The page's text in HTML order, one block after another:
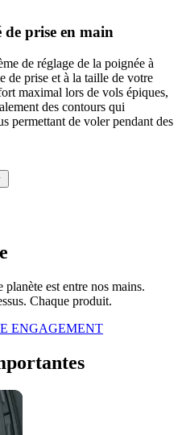
de prise en main
de réglage de la poignée à
de prise et à la taille de votre
maximal lors de vols épiques,
des contours qui
permettant de voler pendant des
est entre nos mains.
Chaque produit.
ENGAGEMENT